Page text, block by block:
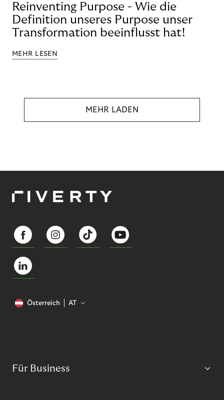
Reinventing Purpose - Wie die
Definition unseres Purpose unser
Transformation beeinflusst hat!
MEHR LESEN
MEHR LADEN
Österreich AT
Für Business